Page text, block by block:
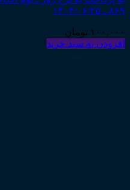
۸۶۹ ـ ۱۴۰۴/۰۶/۲۵
۱۰۰,۰۰۰ تومان
افزودن به سبد خرید